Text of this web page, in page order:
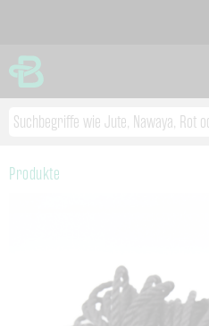
Produkte